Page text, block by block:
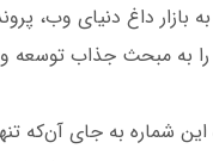
بازار داغ دنیای وب،
را به مبحث جذاب
این شماره به جای آن‌که